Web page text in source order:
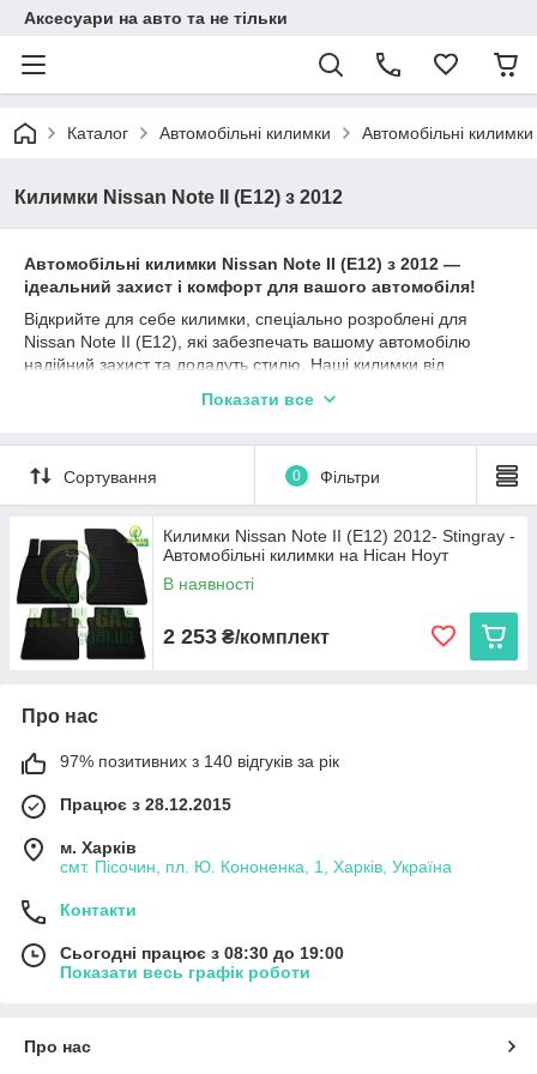
Аксесуари на авто та не тільки
Каталог Автомобільні килимки Автомобільні
Килимки Nissan Note II (E12) з 2012
Автомобільні килимки Nissan Note II (E12) з 2012 —
ідеальний захист і комфорт для вашого автомобіля!
Відкрийте для себе килимки, спеціально розроблені для
Nissan Note II (E12), які забезпечать вашому автомобілю
надійний захист та додадуть стилю. Наші килимки від
Cargumm, ідеально підходять для Ніссан Ноут та гарантують
Матеріали, такі як каучук, поліуретан та гума, забезпечують
відмінні захисні характеристики, а різноманітність типів
бортиків (2,5 см, 4 см, євроборт) дозволяє вибрати найбільш
підходящий варіант залежно від ваших уподобань та умов
експлуатації. Ми пропонуємо:
Cargumm з євробортом
салону, легкість у догляді та висока зносостійкість.
Avto gumm з бортиком 2,5 см— надійний захист
від бруду та вологи для салону та багажника, що
Stingray
для максимальної захисту і преміального вигляду.
Кожен виріб виготовляється в Україні, що гарантує високу
якість та доступну ціну.
Виберіть автокиликми, які ідеально підходять вашому Nissan
Note II (E12), та насолоджуйтеся чистотою і комфортом на
кожному кілометрі дороги!
Показати все
Сортування 0 Фільтри
Килимки Nissan Note II (E12) 2012- Stingray -
Автомобільні килимки на Нісан Ноут
В наявності
2 253 ₴/комплект
Про нас
97% позитивних з 140 відгуків за рік
Працює з 28.12.2015
м. Харків
смт. Пісочин, пл. Ю. Кононенка, 1, Харків, Україна
Контакти
Сьогодні працює з 08:30 до 19:00
Показати весь графік роботи
Про нас